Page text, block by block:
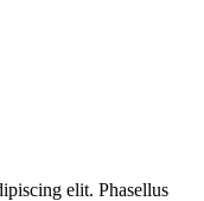
elit. Phasellus